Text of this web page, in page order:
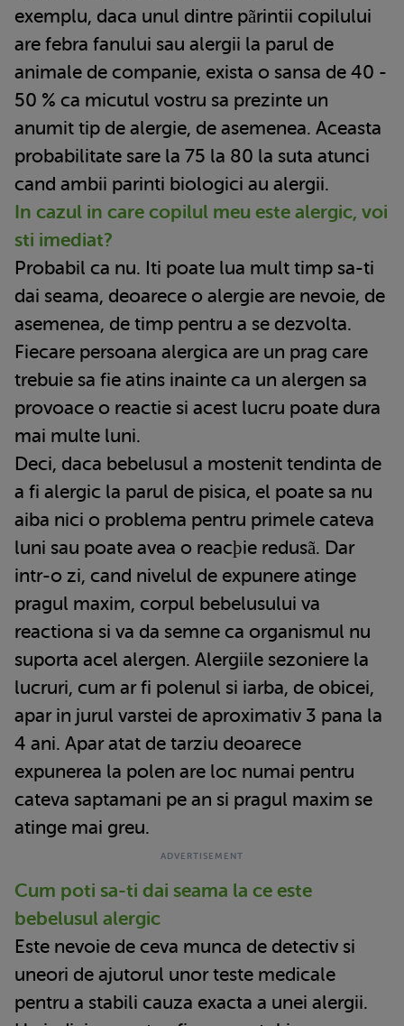
exemplu, daca unul dintre pãrintii copilului
are febra fanului sau alergii la parul de
animale de companie, exista o sansa de 40 -
50 % ca micutul vostru sa prezinte un
anumit tip de alergie, de asemenea. Aceasta
probabilitate sare la 75 la 80 la suta atunci
cand ambii parinti biologici au alergii.
In cazul in care copilul meu este alergic, voi
sti imediat?
Probabil ca nu. Iti poate lua mult timp sa-ti
dai seama, deoarece o alergie are nevoie, de
asemenea, de timp pentru a se dezvolta.
Fiecare persoana alergica are un prag care
trebuie sa fie atins inainte ca un alergen sa
provoace o reactie si acest lucru poate dura
mai multe luni.
Deci, daca bebelusul a mostenit tendinta de
a fi alergic la parul de pisica, el poate sa nu
aiba nici o problema pentru primele cateva
luni sau poate avea o reacþie redusã. Dar
intr-o zi, cand nivelul de expunere atinge
pragul maxim, corpul bebelusului va
reactiona si va da semne ca organismul nu
suporta acel alergen. Alergiile sezoniere la
lucruri, cum ar fi polenul si iarba, de obicei,
apar in jurul varstei de aproximativ 3 pana la
4 ani. Apar atat de tarziu deoarece
expunerea la polen are loc numai pentru
cateva saptamani pe an si pragul maxim se
atinge mai greu.
Cum poti sa-ti dai seama la ce este
bebelusul alergic
Este nevoie de ceva munca de detectiv si
uneori de ajutorul unor teste medicale
pentru a stabili cauza exacta a unei alergii.